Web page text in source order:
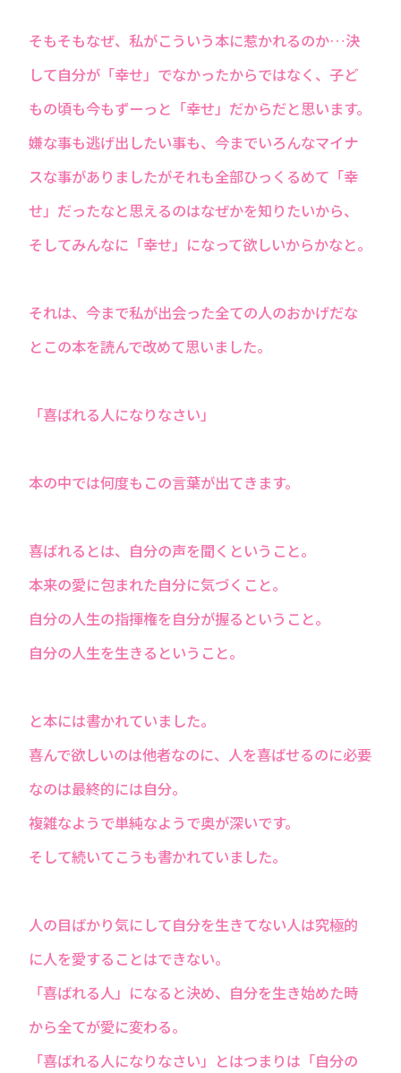
そもそもなぜ、私がこういう本に惹かれるのか…決
して自分が「幸せ」でなかったからではなく、子ど
もの頃も今もずーっと「幸せ」だからだと思います。
嫌な事も逃げ出したい事も、今までいろんなマイナ
スな事がありましたがそれも全部ひっくるめて「幸
せ」だったなと思えるのはなぜかを知りたいから、
そしてみんなに「幸せ」になって欲しいからかなと。
それは、今まで私が出会った全ての人のおかげだな
とこの本を読んで改めて思いました。
「喜ばれる人になりなさい」
本の中では何度もこの言葉が出てきます。
喜ばれるとは、自分の声を聞くということ。
本来の愛に包まれた自分に気づくこと。
自分の人生の指揮権を自分が握るということ。
自分の人生を生きるということ。
と本には書かれていました。
喜んで欲しいのは他者なのに、人を喜ばせるのに必要
なのは最終的には自分。
複雑なようで単純なようで奥が深いです。
そして続いてこうも書かれていました。
人の目ばかり気にして自分を生きてない人は究極的
に人を愛することはできない。
「喜ばれる人」になると決め、自分を生き始めた時
から全てが愛に変わる。
「喜ばれる人になりなさい」とはつまりは「自分の